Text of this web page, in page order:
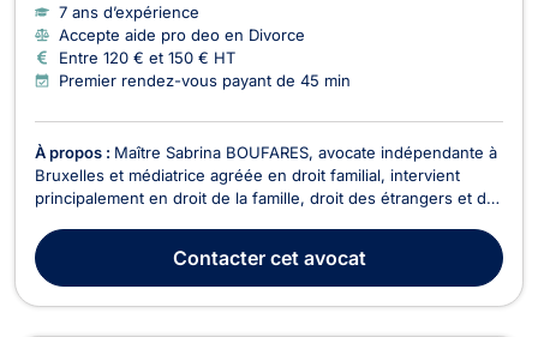
7 ans d’expérience
Accepte aide pro deo en Divorce
Entre 120 € et 150 € HT
Premier rendez-vous payant de 45 min
À propos : Maître Sabrina BOUFARES, avocate indépendante à
Bruxelles et médiatrice agréée en droit familial, intervient
principalement en droit de la famille, droit des étrangers et de
accompagne ses clients avec bienveillance, écoute, rigueur, et
efficacité, afin de propos...
Contactercet avocat